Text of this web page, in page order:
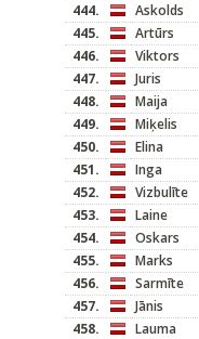
444.
Askolds
445.
Artūrs
446.
Viktors
447.
Juris
448.
Maija
449.
Miķelis
450.
Elina
451.
Inga
452.
Vizbulīte
453.
Laine
454.
Oskars
455.
Marks
456.
Sarmīte
457.
Jānis
458.
Lauma